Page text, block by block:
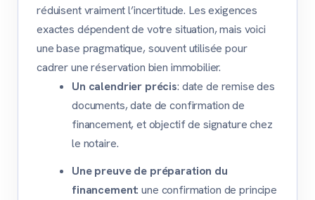
réduisent vraiment l’incertitude. Les exigences
exactes dépendent de votre situation, mais voici
une base pragmatique, souvent utilisée pour
cadrer une réservation bien immobilier.
Un calendrier précis: date de remise des
documents, date de confirmation de
financement, et objectif de signature chez
le notaire.
Une preuve de préparation du
financement: une confirmation de principe